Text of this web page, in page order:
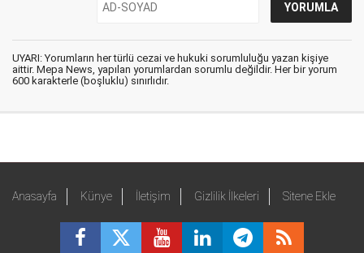
UYARI: Yorumların her türlü cezai ve hukuki sorumluluğu yazan kişiye
aittir. Mepa News, yapılan yorumlardan sorumlu değildir. Her bir yorum
600 karakterle (boşluklu) sınırlıdır.
Anasayfa Künye İletişim Gizlilik İlkeleri Sitene Ekle